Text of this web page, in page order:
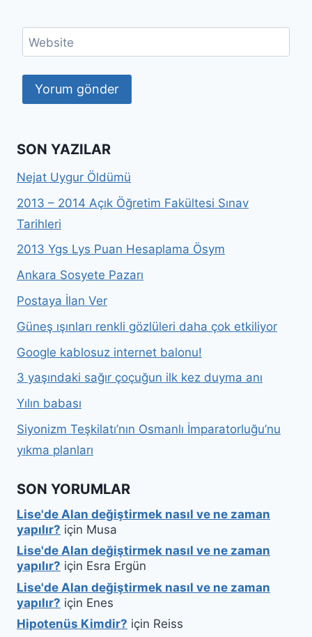
Website
SON YAZILAR
Nejat Uygur Öldümü
2013 – 2014 Açık Öğretim Fakültesi Sınav
Tarihleri
2013 Ygs Lys Puan Hesaplama Ösym
Ankara Sosyete Pazarı
Postaya İlan Ver
Güneş ışınları renkli gözlüleri daha çok etkiliyor
Google kablosuz internet balonu!
3 yaşındaki sağır çoçuğun ilk kez duyma anı
Yılın babası
Siyonizm Teşkilatı’nın Osmanlı İmparatorluğu’nu
yıkma planları
SON YORUMLAR
Lise'de Alan değiştirmek nasıl ve ne zaman
yapılır? için Musa
Lise'de Alan değiştirmek nasıl ve ne zaman
yapılır? için Esra Ergün
Lise'de Alan değiştirmek nasıl ve ne zaman
yapılır? için Enes
Hipotenüs Kimdir? için Reiss